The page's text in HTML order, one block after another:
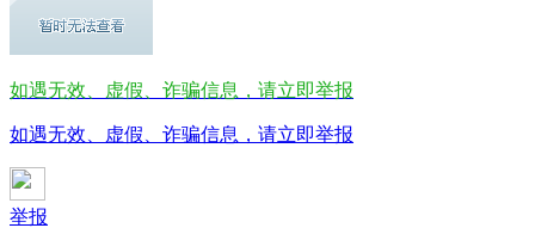
如遇无效、虚假、诈骗信息，请立即举报
如遇无效、虚假、诈骗信息，请立即举报
举报